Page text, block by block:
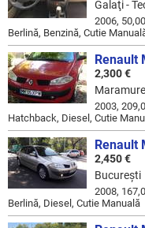
Galaţi -
2006,
Berlină, Benzină, Cutie
Renault
2,300 €
2003,
Hatchback, Diesel, Cutie
Renault
2,450 €
Bucureşti
2008,
Berlină, Diesel, Cutie Manuală